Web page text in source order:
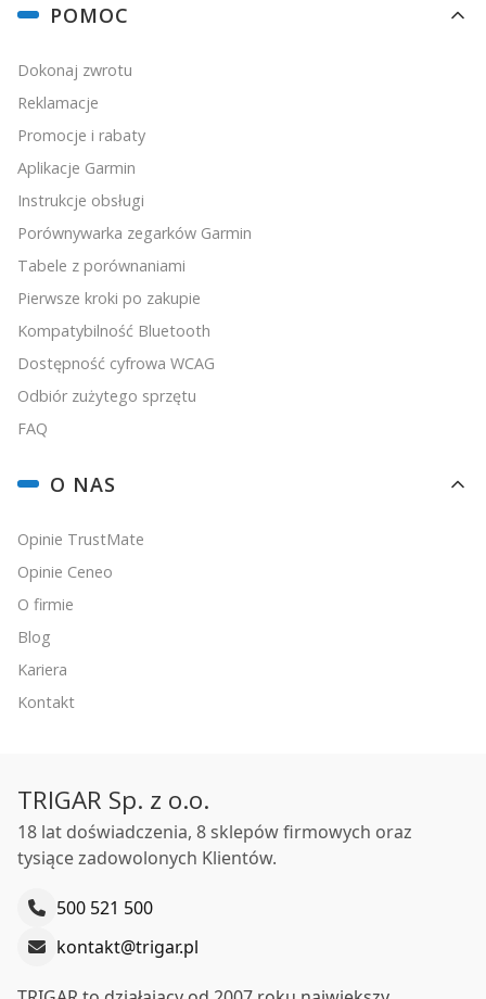
POMOC
Dokonaj zwrotu
Reklamacje
Promocje i rabaty
Aplikacje Garmin
Instrukcje obsługi
Porównywarka zegarków Garmin
Tabele z porównaniami
Pierwsze kroki po zakupie
Kompatybilność Bluetooth
Dostępność cyfrowa WCAG
Odbiór zużytego sprzętu
FAQ
O NAS
Opinie TrustMate
Opinie Ceneo
O firmie
Blog
Kariera
Kontakt
TRIGAR Sp. z o.o.
18 lat doświadczenia, 8 sklepów firmowych oraz
tysiące zadowolonych Klientów.
500 521 500
kontakt@trigar.pl